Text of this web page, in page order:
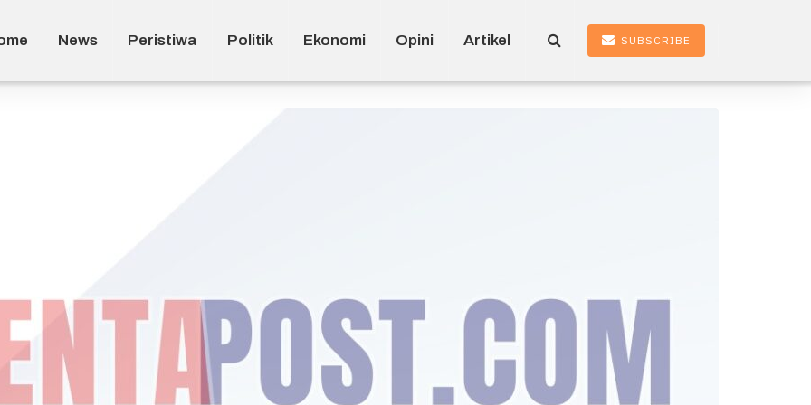
News Peristiwa Politik Ekonomi Opini Artikel SUBSCRIBE